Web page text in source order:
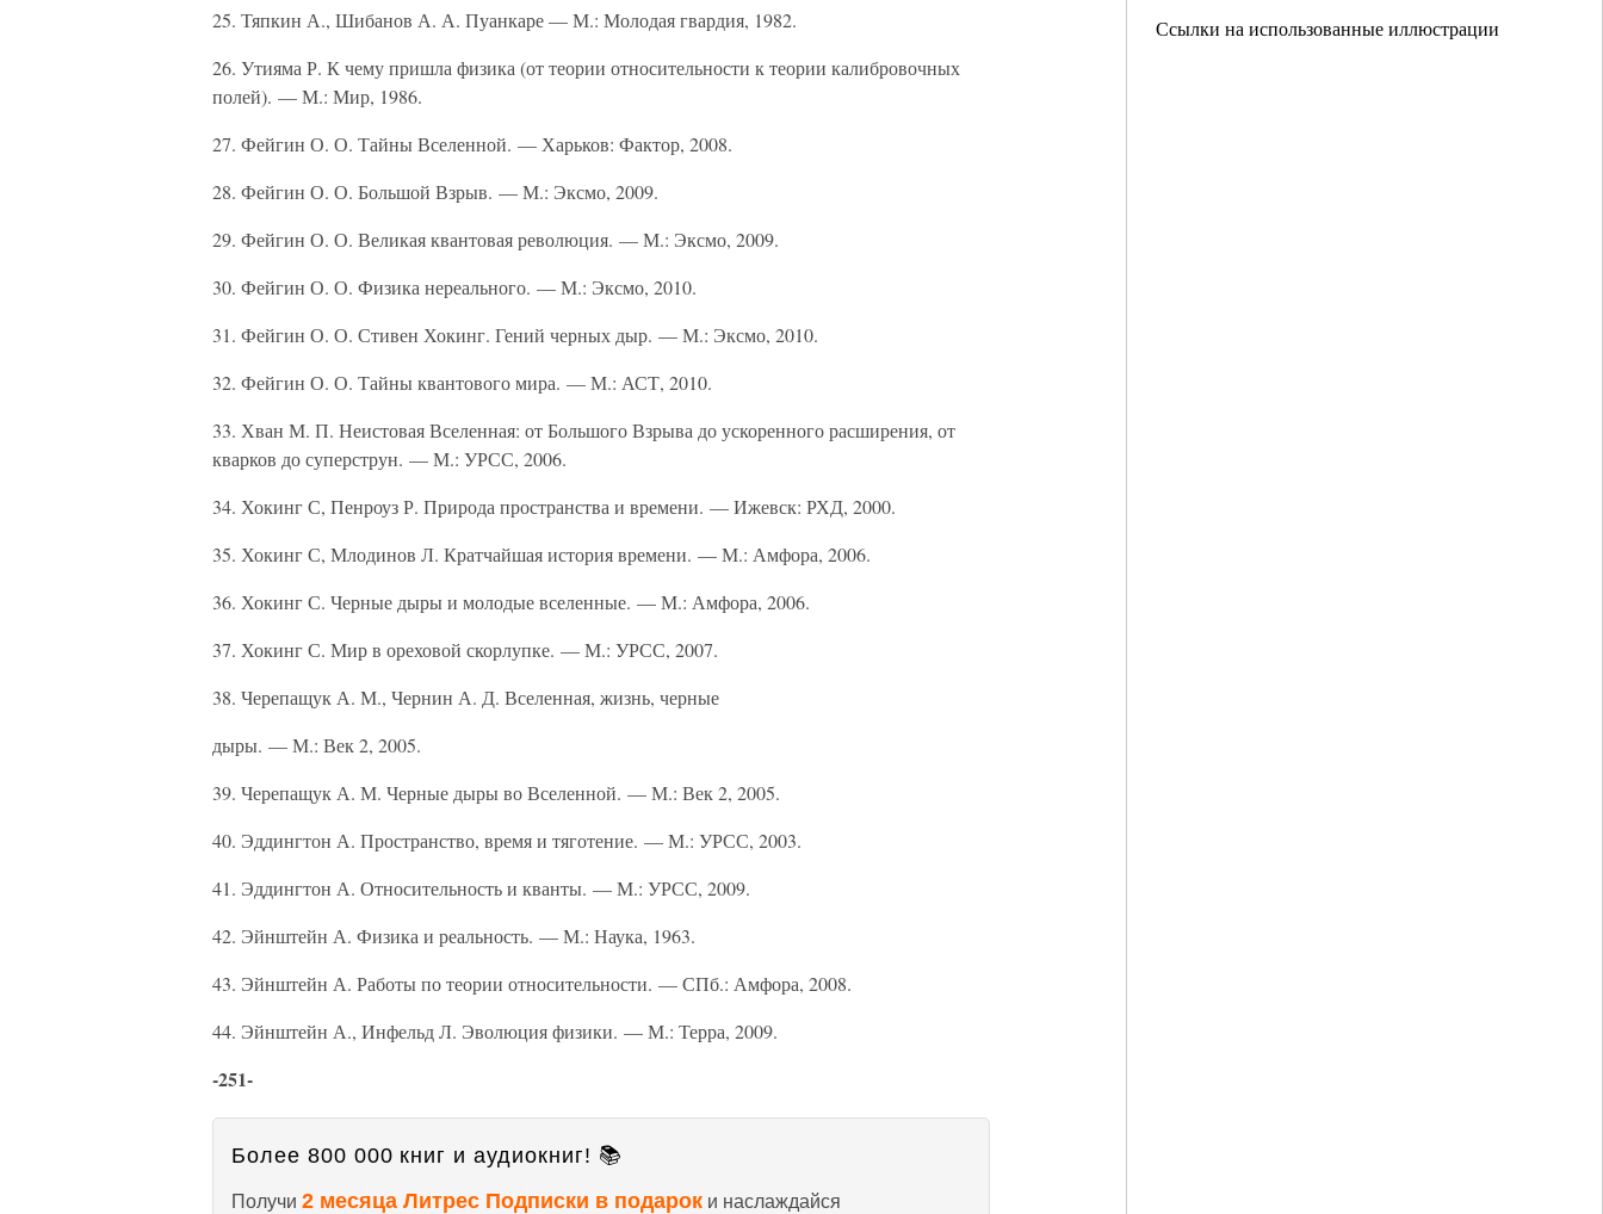
Ссылки на использованные иллюстрации
25. Тяпкин А., Шибанов А. А. Пуанкаре — М.: Молодая гвардия, 1982.
26. Утияма Р. К чему пришла физика (от теории относительности к теории калибровочных
полей). — М.: Мир, 1986.
27. Фейгин О. О. Тайны Вселенной. — Харьков: Фактор, 2008.
28. Фейгин О. О. Большой Взрыв. — М.: Эксмо, 2009.
29. Фейгин О. О. Великая квантовая революция. — М.: Эксмо, 2009.
30. Фейгин О. О. Физика нереального. — М.: Эксмо, 2010.
31. Фейгин О. О. Стивен Хокинг. Гений черных дыр. — М.: Эксмо, 2010.
32. Фейгин О. О. Тайны квантового мира. — М.: АСТ, 2010.
33. Хван М. П. Неистовая Вселенная: от Большого Взрыва до ускоренного расширения, от
кварков до суперструн. — М.: УРСС, 2006.
34. Хокинг С, Пенроуз Р. Природа пространства и времени. — Ижевск: РХД, 2000.
35. Хокинг С, Млодинов Л. Кратчайшая история времени. — М.: Амфора, 2006.
36. Хокинг С. Черные дыры и молодые вселенные. — М.: Амфора, 2006.
37. Хокинг С. Мир в ореховой скорлупке. — М.: УРСС, 2007.
38. Черепащук А. М., Чернин А. Д. Вселенная, жизнь, черные
дыры. — М.: Век 2, 2005.
39. Черепащук А. М. Черные дыры во Вселенной. — М.: Век 2, 2005.
40. Эддингтон А. Пространство, время и тяготение. — М.: УРСС, 2003.
41. Эддингтон А. Относительность и кванты. — М.: УРСС, 2009.
42. Эйнштейн А. Физика и реальность. — М.: Наука, 1963.
43. Эйнштейн А. Работы по теории относительности. — СПб.: Амфора, 2008.
44. Эйнштейн А., Инфельд Л. Эволюция физики. — М.: Терра, 2009.
-251-
Более 800 000 книг и аудиокниг! 📚
Получи 2 месяца Литрес Подписки в подарок и наслаждайся